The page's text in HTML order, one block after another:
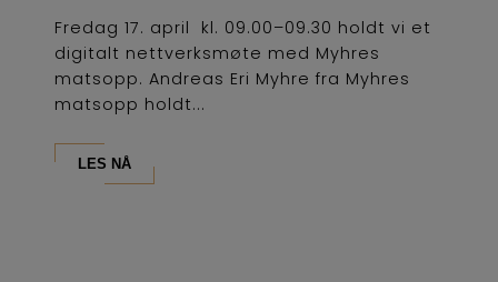
Fredag 17. april kl. 09.00–09.30 holdt vi et
digitalt nettverksmøte med Myhres
matsopp. Andreas Eri Myhre fra Myhres
matsopp holdt...
LES NÅ